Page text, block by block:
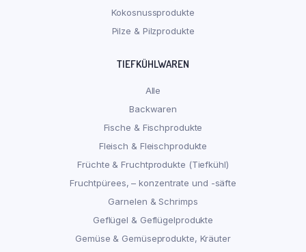
Kokosnussprodukte
Pilze & Pilzprodukte
TIEFKÜHLWAREN
Alle
Backwaren
Fische & Fischprodukte
Fleisch & Fleischprodukte
Früchte & Fruchtprodukte (Tiefkühl)
Fruchtpürees, – konzentrate und -säfte
Garnelen & Schrimps
Geflügel & Geflügelprodukte
Gemüse & Gemüseprodukte, Kräuter